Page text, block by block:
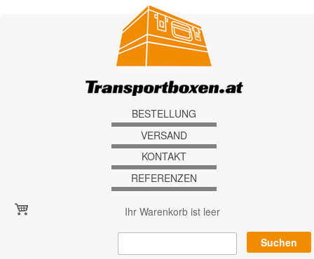
BESTELLUNG
VERSAND
KONTAKT
REFERENZEN
Ihr Warenkorb ist leer